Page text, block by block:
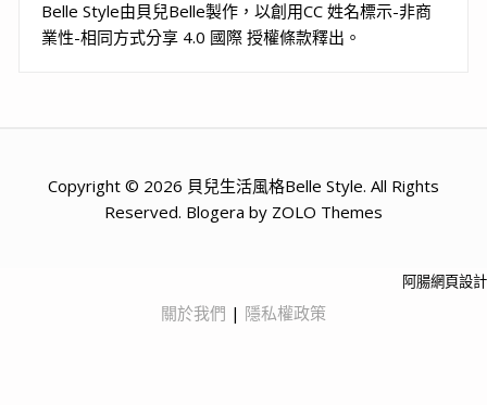
Belle Style由貝兒Belle製作，以創用CC 姓名標示-非商
業性-相同方式分享 4.0 國際 授權條款釋出。
Copyright © 2026 貝兒生活風格Belle Style. All Rights
Reserved. Blogera by ZOLO Themes
阿腸網頁設計
關於我們 | 隱私權政策